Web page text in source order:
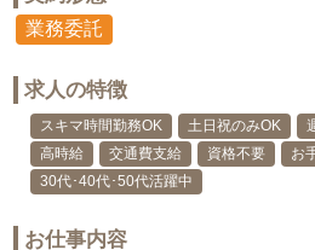
業務委託
求人の特徴
スキマ時間勤務OK 土日祝のみOK
高時給
交通費支給 資格不要
お
30代･40代･50代活躍中
お仕事内容